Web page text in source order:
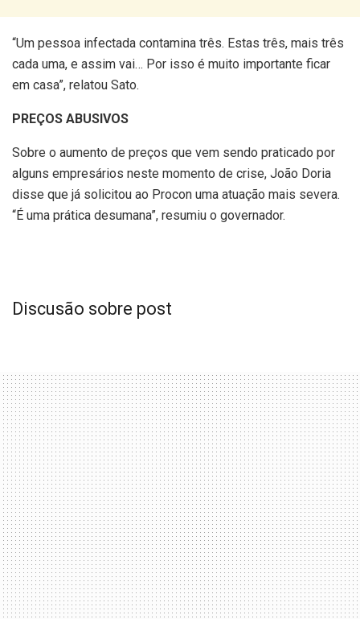
“Um pessoa infectada contamina três. Estas três, mais três
cada uma, e assim vai… Por isso é muito importante ficar
em casa”, relatou Sato.
PREÇOS ABUSIVOS
Sobre o aumento de preços que vem sendo praticado por
alguns empresários neste momento de crise, João Doria
disse que já solicitou ao Procon uma atuação mais severa.
“É uma prática desumana”, resumiu o governador.
Discusão sobre post